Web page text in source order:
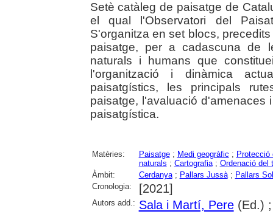
Setè catàleg de paisatge de
el qual l'Observatori del
S'organitza en set blocs,
paisatge, per a cadascuna de
naturals i humans que
l'organització i dinàmica
paisatgístics, les principals
paisatge, l'avaluació d'amenaces
paisatgística.
Matèries: Paisatge; Medi geogràfic ; Protecció
naturals ; Cartografia; Ordenació del
Àmbit:
Cerdanya; Pallars Jussà; Pallars
Cronologia:
[2021]
Autors add.: Sala i Martí, Pere(Ed.)